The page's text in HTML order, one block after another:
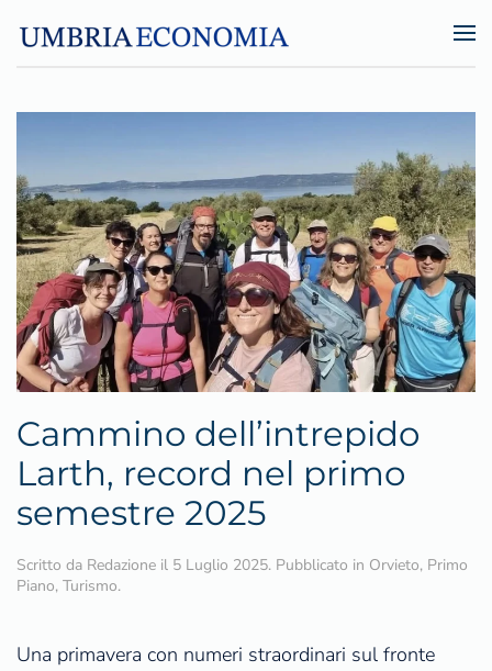
Cammino dell’intrepido
Larth, record nel primo
semestre 2025
Scritto da Redazione il 5 Luglio 2025. Pubblicato in Orvieto, Primo
Piano, Turismo.
Una primavera con numeri straordinari sul fronte